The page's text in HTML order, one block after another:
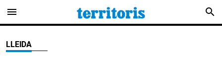
menu search
LLEIDA